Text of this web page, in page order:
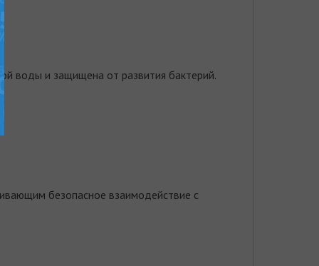
воды и защищена от развития бактерий.
безопасное взаимодействие с